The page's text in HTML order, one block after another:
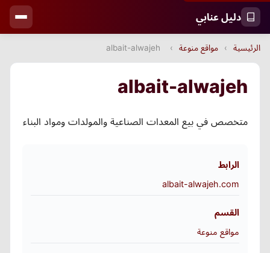
دليل عنابي
الرئيسية › مواقع منوعة ›
albait-alwajeh
albait-alwajeh
متخصص في بيع المعدات الصناعية والمولدات ومواد البناء
الرابط
albait-alwajeh.com
القسم
مواقع منوعة